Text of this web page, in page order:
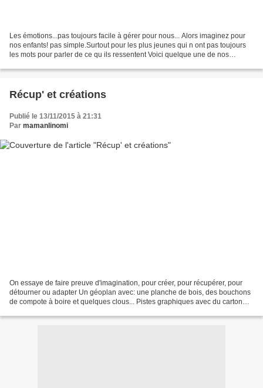
Les émotions...pas toujours facile à gérer pour nous... Alors imaginez pour
nos enfants! pas simple.Surtout pour les plus jeunes qui n ont pas toujours
les mots pour parler de ce qu ils ressentent Voici quelque une de nos
Récup' et créations
Publié le 13/11/2015 à 21:31
Par mamanlinomi
On essaye de faire preuve d'imagination, pour créer, pour récupérer, pour
détourner ou adapter Un géoplan avec: une planche de bois, des bouchons
de compote à boire et quelques clous... Pistes graphiques avec du carton